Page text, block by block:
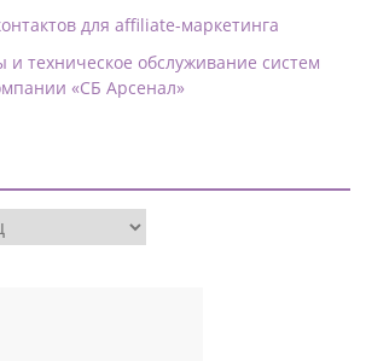
для affiliate-маркетинга
техническое обслуживание систем
«СБ Арсенал»